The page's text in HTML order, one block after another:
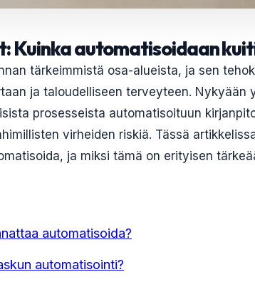
Kuinka automatisoidaan
tärkeimmistä osa-alueista, ja sen
ja taloudelliseen terveyteen. Nykyään
prosesseista automatisoituun
virheiden riskiä. Tässä
ja miksi tämä on erityisen
automatisoida?
automatisointi?